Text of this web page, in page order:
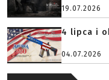
19.07.2026
4 lipca i
04.07.2026